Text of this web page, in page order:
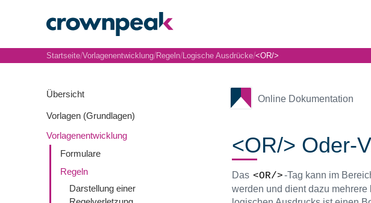
Übersicht
Vorlagen (Grundlagen)
Vorlagenentwicklung
Formulare
Regeln
Darstellung einer
Online Dokumentation
Startseite/Vorlagenentwicklung/Regeln/Logische Ausdrücke/<OR/>
<OR/> Oder-
Das <OR/>-Tag kann im
werden und dient dazu